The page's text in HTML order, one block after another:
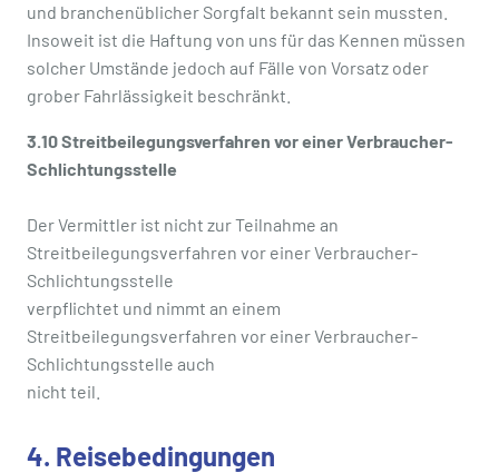
und branchenüblicher Sorgfalt bekannt sein mussten.
Insoweit ist die Haftung von uns für das Kennen müssen
solcher Umstände jedoch auf Fälle von Vorsatz oder
grober Fahrlässigkeit beschränkt.
3.10 Streitbeilegungsverfahren vor einer Verbraucher-
Schlichtungsstelle
Der Vermittler ist nicht zur Teilnahme an
Streitbeilegungsverfahren vor einer Verbraucher-
Schlichtungsstelle
verpflichtet und nimmt an einem
Streitbeilegungsverfahren vor einer Verbraucher-
Schlichtungsstelle auch
nicht teil.
4. Reisebedingungen